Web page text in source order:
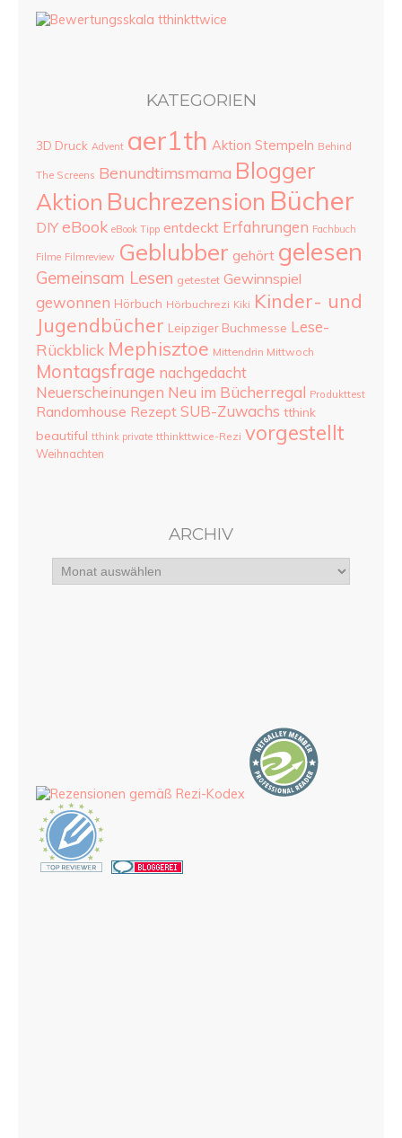
KATEGORIEN
3D Druck Advent aer1th Aktion Stempeln Behind
The Screens Benundtimsmama Blogger
Aktion Buchrezension Bücher
DIY eBook eBook Tipp entdeckt Erfahrungen Fachbuch
Filme Filmreview Geblubber gehört gelesen
Gemeinsam Lesen getestet Gewinnspiel
gewonnen Hörbuch Hörbuchrezi Kiki Kinder- und
Jugendbücher Leipziger Buchmesse Lese-
Rückblick Mephisztoe Mittendrin Mittwoch
Montagsfrage nachgedacht
Neuerscheinungen Neu im Bücherregal Produkttest
Randomhouse Rezept SUB-Zuwachs tthink
beautiful tthink private tthinkttwice-Rezi vorgestellt
Weihnachten
ARCHIV